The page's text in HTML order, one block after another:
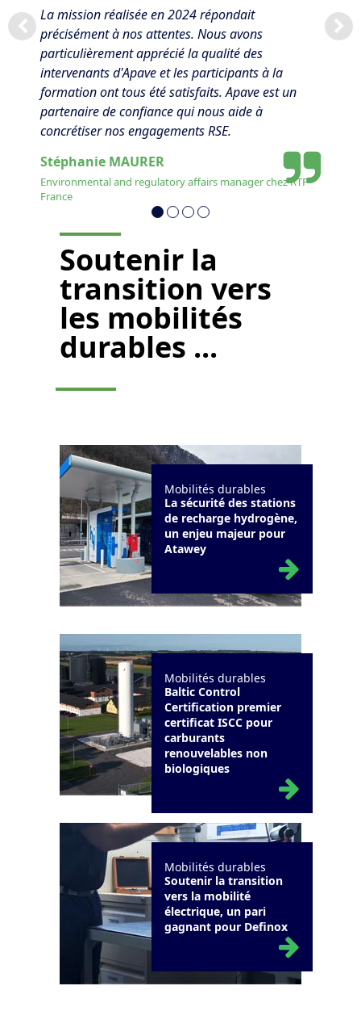
La mission réalisée en 2024 répondait
précisément à nos attentes. Nous avons
particulièrement apprécié la qualité des
intervenants d'Apave et les participants à la
formation ont tous été satisfaits. Apave est un
partenaire de confiance qui nous aide à
concrétiser nos engagements RSE.
Stéphanie MAURER
Environmental and regulatory affairs manager chez RTP
France
Soutenir la
transition vers
les mobilités
durables ...
Mobilités durables
La sécurité des stations
de recharge hydrogène,
un enjeu majeur pour
Atawey
Mobilités durables
Baltic Control
Certification premier
certificat ISCC pour
carburants
renouvelables non
biologiques
Mobilités durables
Soutenir la transition
vers la mobilité
électrique, un pari
gagnant pour Definox